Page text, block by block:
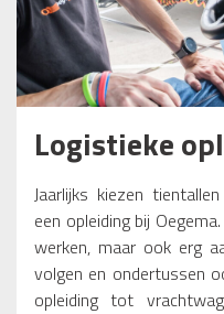
Logistieke
Jaarlijks kiezen
een opleiding bij
werken, maar ook erg
volgen en ondertussen
opleiding tot